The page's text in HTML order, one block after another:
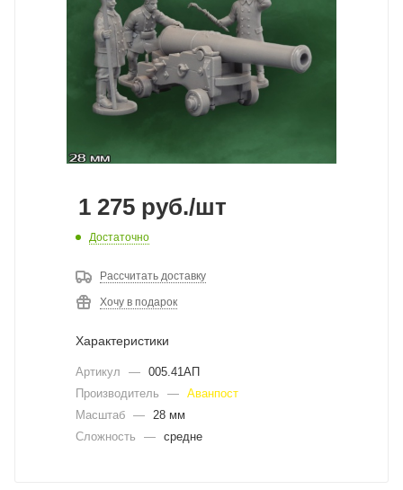
1 275 руб./шт
Достаточно
Рассчитать доставку
Хочу в подарок
Характеристики
Артикул — 005.41АП
Производитель
— Аванпост
Масштаб —
28 мм
Сложность
— средне